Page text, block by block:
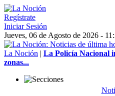
Regístrate
Iniciar Sesión
Jueves, 06 de Agosto de 2026 -
La Noción | La Policía Nacional
zonas...